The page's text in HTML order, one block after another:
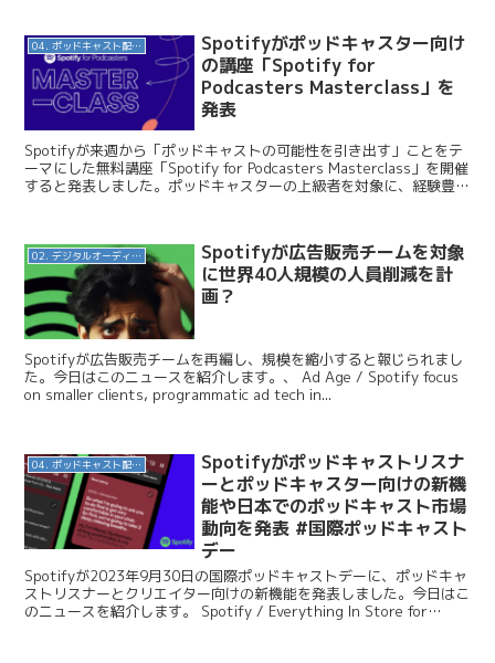
04. ポッドキャスト配信・制作等
Spotifyがポッドキャスター向け
の講座「Spotify for
Podcasters Masterclass」を
発表
Spotifyが来週から「ポッドキャストの可能性を引き出す」ことをテ
ーマにした無料講座「Spotify for Podcasters Masterclass」を開催
すると発表しました。ポッドキャスターの上級者を対象に、経験豊富
02. デジタルオーディオ広告（音声広告）
Spotifyが広告販売チームを対象
に世界40人規模の人員削減を計
画？
Spotifyが広告販売チームを再編し、規模を縮小すると報じられまし
た。今日はこのニュースを紹介します。、 Ad Age / Spotify focus
on smaller clients, programmatic ad tech in...
04. ポッドキャスト配信・制作等
Spotifyがポッドキャストリスナ
ーとポッドキャスター向けの新機
能や日本でのポッドキャスト市場
動向を発表 #国際ポッドキャスト
デー
Spotifyが2023年9月30日の国際ポッドキャストデーに、ポッドキャ
ストリスナーとクリエイター向けの新機能を発表しました。今日はこ
のニュースを紹介します。 Spotify / Everything In Store for